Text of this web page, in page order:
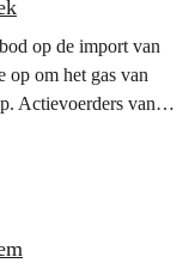
op de import van
op om het gas van
Actievoerders van
Poetin en Trump
de Europese Raad in